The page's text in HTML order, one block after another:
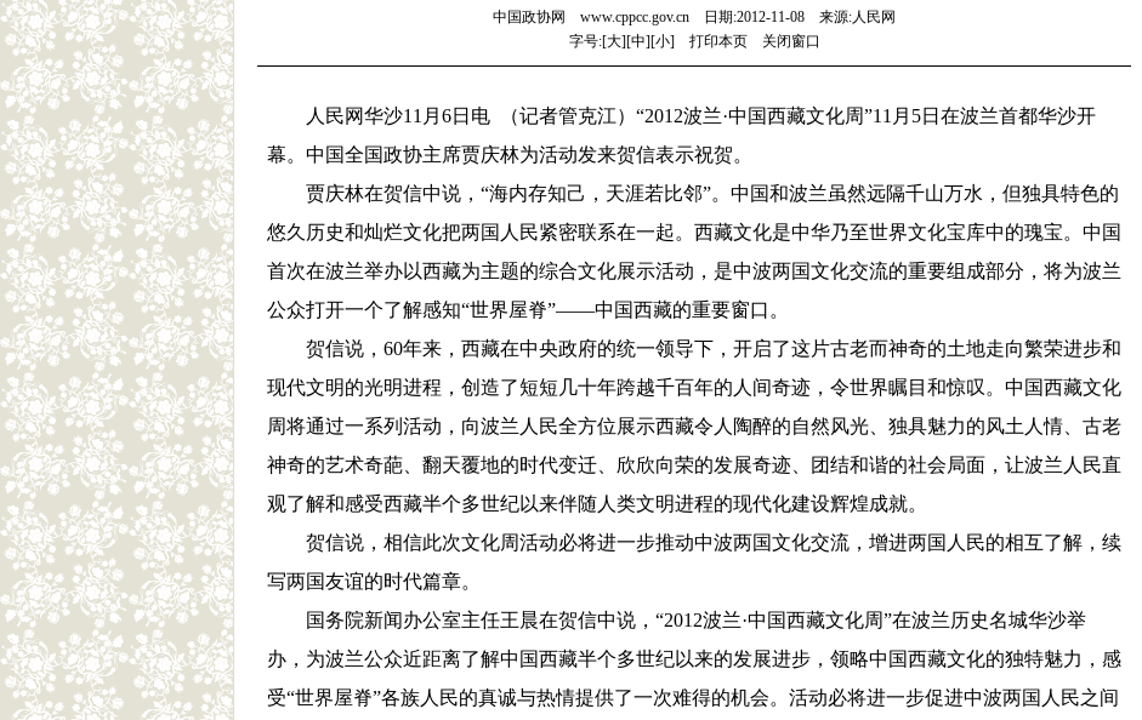
中国政协网 www.cppcc.gov.cn 日期:2012-11-08 来源:人民网
字号:[大][中][小] 打印本页 关闭窗口
人民网华沙11月6日电 （记者管克江）“2012波兰·中国西藏文化周”11月5日在波兰首都华沙开
幕。中国全国政协主席贾庆林为活动发来贺信表示祝贺。
贾庆林在贺信中说，“海内存知己，天涯若比邻”。中国和波兰虽然远隔千山万水，但独具特色的
悠久历史和灿烂文化把两国人民紧密联系在一起。西藏文化是中华乃至世界文化宝库中的瑰宝。中国
首次在波兰举办以西藏为主题的综合文化展示活动，是中波两国文化交流的重要组成部分，将为波兰
公众打开一个了解感知“世界屋脊”——中国西藏的重要窗口。
贺信说，60年来，西藏在中央政府的统一领导下，开启了这片古老而神奇的土地走向繁荣进步和
现代文明的光明进程，创造了短短几十年跨越千百年的人间奇迹，令世界瞩目和惊叹。中国西藏文化
周将通过一系列活动，向波兰人民全方位展示西藏令人陶醉的自然风光、独具魅力的风土人情、古老
神奇的艺术奇葩、翻天覆地的时代变迁、欣欣向荣的发展奇迹、团结和谐的社会局面，让波兰人民直
观了解和感受西藏半个多世纪以来伴随人类文明进程的现代化建设辉煌成就。
贺信说，相信此次文化周活动必将进一步推动中波两国文化交流，增进两国人民的相互了解，续
写两国友谊的时代篇章。
国务院新闻办公室主任王晨在贺信中说，“2012波兰·中国西藏文化周”在波兰历史名城华沙举
办，为波兰公众近距离了解中国西藏半个多世纪以来的发展进步，领略中国西藏文化的独特魅力，感
受“世界屋脊”各族人民的真诚与热情提供了一次难得的机会。活动必将进一步促进中波两国人民之间